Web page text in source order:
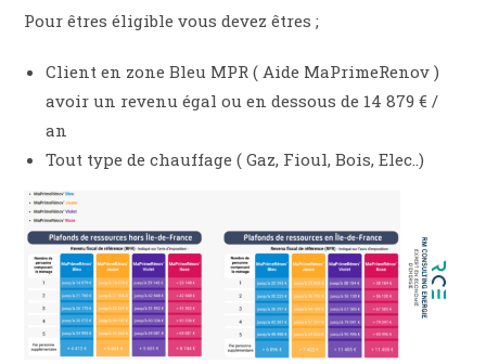
Pour êtres éligible vous devez êtres ;
Client en zone Bleu MPR ( Aide MaPrimeRenov )
avoir un revenu égal ou en dessous de 14 879 € /
an
Tout type de chauffage ( Gaz, Fioul, Bois, Elec..)